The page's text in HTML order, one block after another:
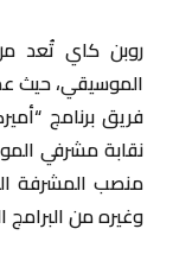
روبن كاي تُعد
فريق برنامج
نقابة مشرفي
منصب المشرفة
وغيره من البرامج